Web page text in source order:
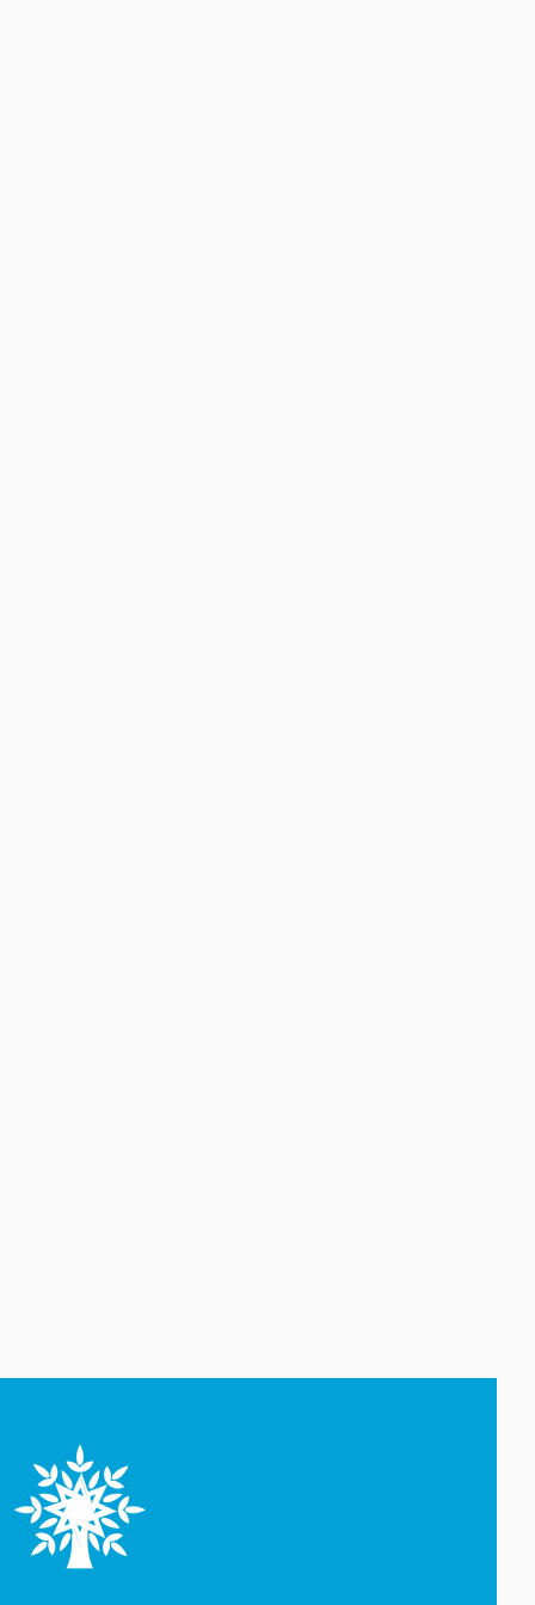
razılıq edib
07 Avqust 12:43
İmişlidə traktorun altında
qalan uşaq ölüb